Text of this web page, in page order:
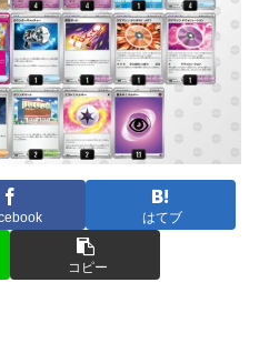
はてブ
コピー